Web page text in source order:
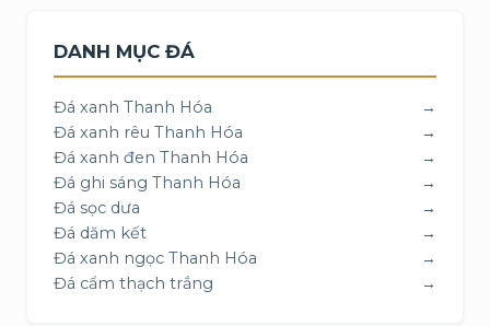
DANH MỤC ĐÁ
Đá xanh Thanh Hóa
→
Đá xanh rêu Thanh Hóa
→
Đá xanh đen Thanh Hóa
→
Đá ghi sáng Thanh Hóa
→
Đá sọc dưa
→
Đá dăm kết
→
Đá xanh ngọc Thanh Hóa
→
Đá cẩm thạch trắng
→